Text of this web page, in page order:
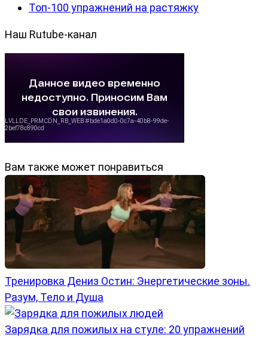
Топ-100 упражнений на растяжку
Наш Rutube-канал
Вам также может понравиться
Тренировка Дениз Остин: Энергетические зоны.
Разум, Тело и Душа
Зарядка для пожилых на стуле: 20 упражнений